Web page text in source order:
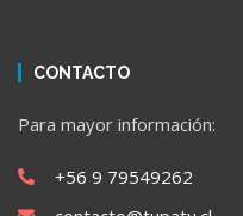
CONTACTO
Para mayor información:
+56 9 79549262